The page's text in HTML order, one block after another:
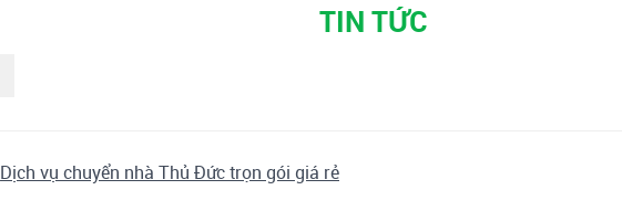
TIN TỨC
Dịch vụ chuyển nhà Thủ Đức trọn gói giá rẻ